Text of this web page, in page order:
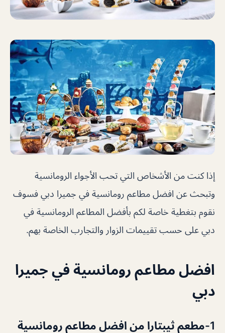
إذا كنت من الأشخاص التي تحب الأجواء الرومانسية
وتبحث عن افضل مطاعم رومانسية في جميرا دبي فسوف
نقوم بتغطية خاصة لكم بأفضل المطاعم الرومانسية في
دبي على حسب تقييمات الزوار والتجارب الخاصة بهم.
افضل مطاعم رومانسية في جميرا
دبي
1-مطعم ثيبتارا من افضل مطاعم رومانسية